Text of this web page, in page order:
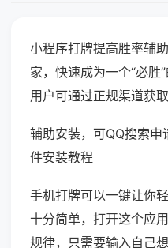
小程序打牌提高胜率辅
家，快速成为一个“必胜
用户可通过正规渠道获取
辅助安装，可QQ搜索
件安装教程
手机打牌可以一键让你
十分简单，打开这个应
规律，只需要输入自己